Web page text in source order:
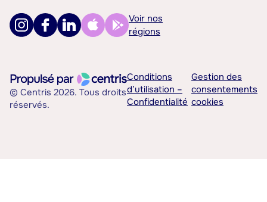
Voir nos
régions
© Centris 2026. Tous droits
réservés.
Conditions
d’utilisation –
Confidentialité
Gestion des
consentements
cookies